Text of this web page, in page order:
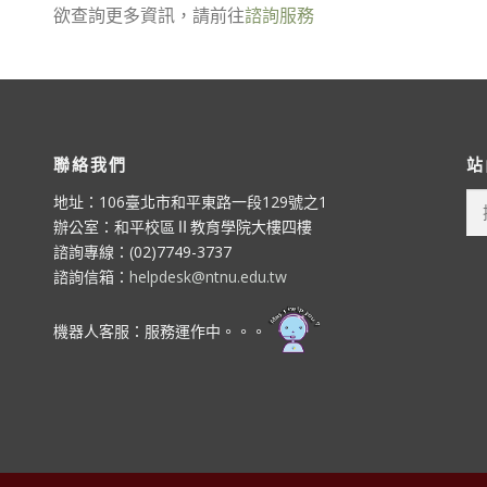
欲查詢更多資訊，請前往諮詢服務
聯絡我們
地址：106臺北市和平東路一段129號之1
辦公室：和平校區Ⅱ教育學院大樓四樓
諮詢專線：(02)7749-3737
諮詢信箱： helpdesk@ntnu.edu.tw
機器人客服：服務運作中。。。